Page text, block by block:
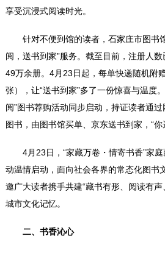
享受沉浸式阅读时光。
针对不便到馆的读者，石家庄市图书
阅，送书到家”服务。截至目前，注册人
49万余册。4月23日起，每单快递随机附
张），让“送书到家”多了一份惊喜与温度
阅”图书荐购活动同步启动，持证读者通
图书，由图书馆买单、京东送书到家，“你
4月23日，“家藏万卷・情寄书香”家
动温情启动，面向社会各界的常态化图书
邀广大读者携手共建“藏书有形、阅读有
城市文化记忆。
二、书香沁心